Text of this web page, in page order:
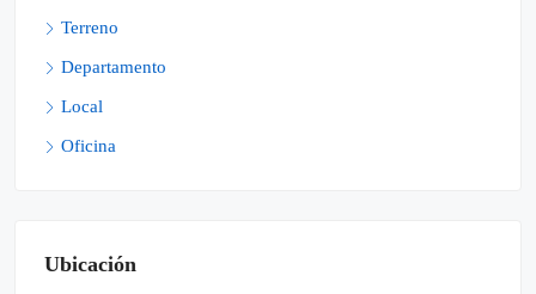
Terreno
Departamento
Local
Oficina
Ubicación